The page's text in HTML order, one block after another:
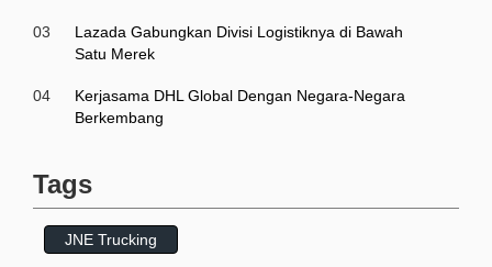
03
Lazada Gabungkan Divisi Logistiknya di Bawah
Satu Merek
04
Kerjasama DHL Global Dengan Negara-Negara
Berkembang
Tags
JNE Trucking